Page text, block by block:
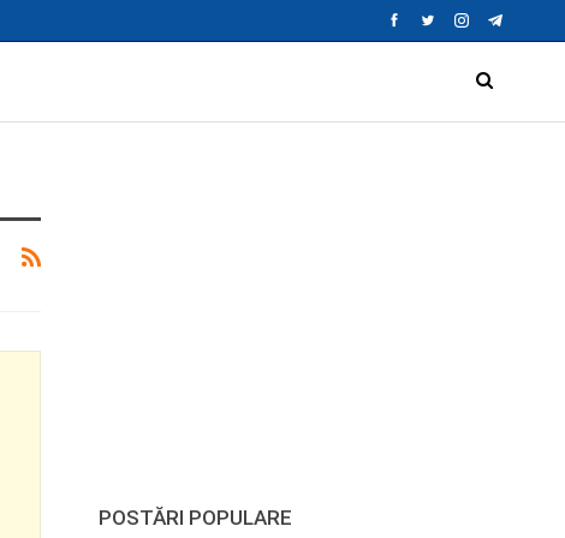
POSTĂRI POPULARE